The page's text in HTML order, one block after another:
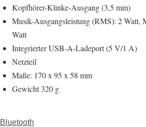
Kopfhörer-Klinke-Ausgang (3,5 mm)
Musik-Ausgangsleistung (RMS): 2 Watt,
Watt
Integrierter USB-A-Ladeport (5 V/1 A)
Netzteil
Maße: 170 x 95 x 58 mm
Gewicht 320 g
Bluetooth